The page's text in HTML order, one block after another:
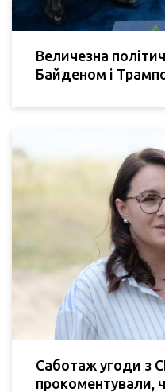
Величезна
Байденом і
Саботаж угоди з
прокоментували,